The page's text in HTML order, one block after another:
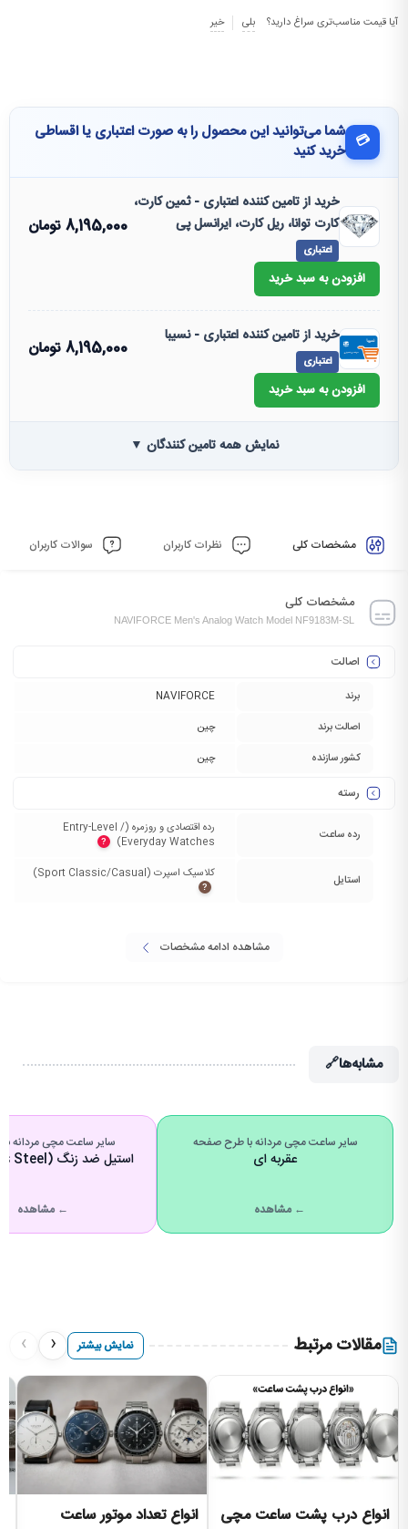
آیا قیمت مناسب‌تری سراغ دارید؟ بلی خیر
💳 شما می‌توانید این محصول را به صورت اعتباری یا اقساطی
خرید کنید
خرید از تامین کننده اعتباری - ثمین کارت،
کارت توانا، ریل کارت، ایرانسل پی
اعتباری
8,195,000تومان
افزودن به سبد خرید
خرید از تامین کننده اعتباری - نسیبا
اعتباری
8,195,000تومان
افزودن به سبد خرید
نمایش همه تامین کنندگان ▼
مشخصات کلی نظرات کاربران سوالات کاربران
مشخصات کلی
NAVIFORCE Men's Analog Watch Model NF9183M-SL
اصالت
برند
NAVIFORCE
اصالت برند
چین
کشور سازنده
چین
رسته
رده ساعت
رده اقتصادی و روزمره (Entry-Level /
Everyday Watches)‏
?
استایل کلاسیک اسپرت (Sport Classic/Casual)‏
?
مشاهده ادامه مشخصات
مشابه‌ها🔗
سایر ساعت مچی مردانه با طرح صفحه
عقربه ای
← مشاهده
سایر ساعت مچی مردانه
استیل ضد زنگ (Stainless Steel)
← مشاهده
مقالات مرتبط نمایش بیشتر ‹
›
انواع درب پشت ساعت مچی
انواع تعداد موتور ساعت